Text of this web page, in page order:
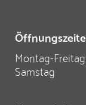
Montag-Freitag
Samstag